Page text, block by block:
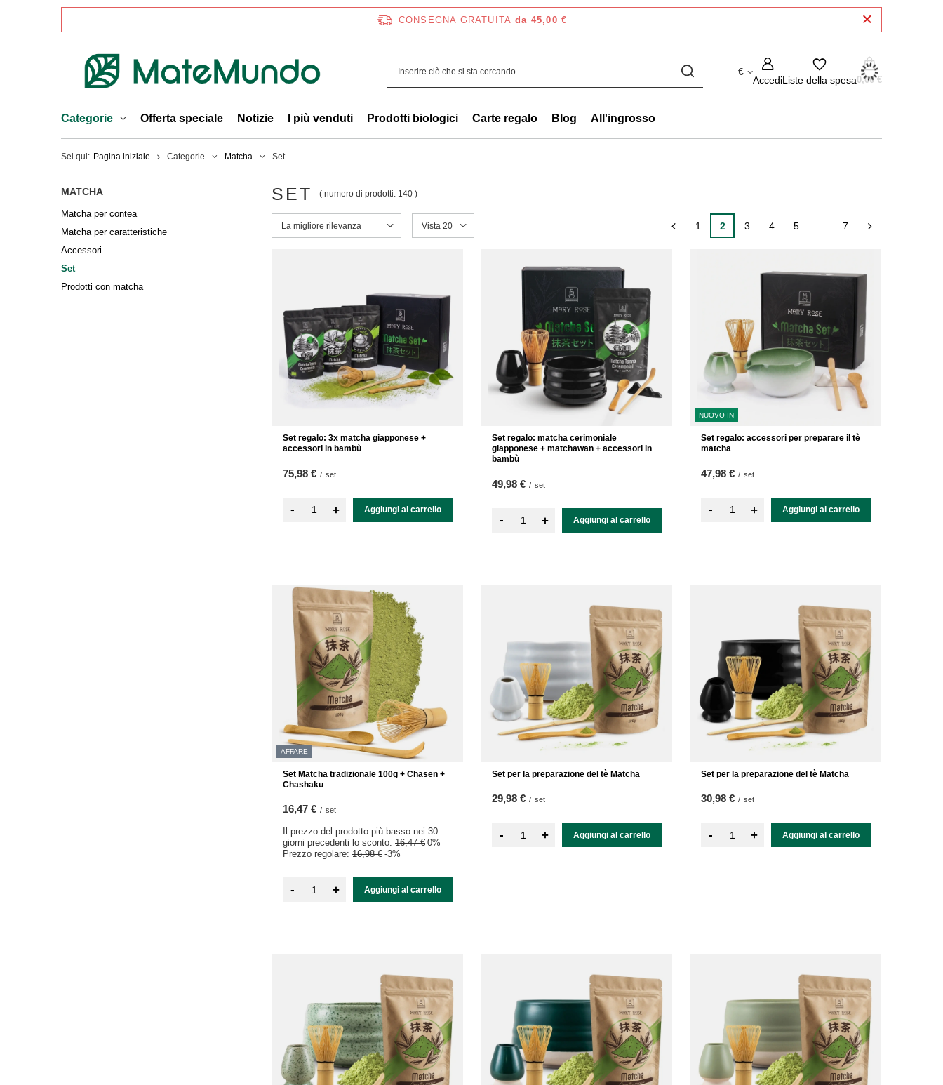
CONSEGNA GRATUITA da 45,00 €
€
AccediListe della spesa0,00 €
Categorie Offerta speciale Notizie I più venduti Prodotti biologici Carte regalo Blog All'ingrosso
Sei qui: Pagina iniziale Categorie Matcha Set
MATCHA
Matcha per contea
Matcha per caratteristiche
Accessori
Set
Prodotti con matcha
SET ( numero di prodotti: 140 )
Modifica ordinamento
La migliore rilevanza Modifica il numero di prodotti visualizzati
Vista 20 1 2 3 4 5 7
Set regalo: 3x matcha giapponese +
accessori in bambù
75,98 € / set
- + Aggiungi al carrello
Set regalo: matcha cerimoniale
giapponese + matchawan + accessori in
bambù
49,98 € / set
- + Aggiungi al carrello
NUOVO IN
Set regalo: accessori per preparare il tè
matcha
47,98 € / set
- + Aggiungi al carrello
AFFARE
Set Matcha tradizionale 100g + Chasen +
Chashaku
16,47 € / set
Il prezzo del prodotto più basso nei 30
giorni precedenti lo sconto: 16,47 € 0%
Prezzo regolare: 16,98 € -3%
- + Aggiungi al carrello
Set per la preparazione del tè Matcha
29,98 € / set
- + Aggiungi al carrello
Set per la preparazione del tè Matcha
30,98 € / set
- + Aggiungi al carrello